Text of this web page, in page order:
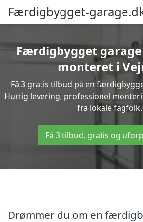
Færdigbygget-
Færdigbygget
monteret i
Få 3 gratis tilbud på en
Hurtig levering, professionel
fra lokale fagfolk.
Få 3 tilbud, gratis og
Drømmer du om en